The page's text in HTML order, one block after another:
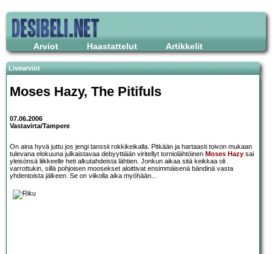
Arviot Haastattelut Artikkelit
Livearviot
Moses Hazy, The Pitifuls
07.06.2006
Vastavirta/Tampere
On aina hyvä juttu jos jengi tanssii rokkikeikalla. Pitkään ja hartaasti toivon mukaan
tulevana elokuuna julkaistavaa debyyttiään viritellyt torniolähtöinen Moses Hazy sai
yleisönsä liikkeelle heti alkutahdeista lähtien. Jonkun aikaa sitä keikkaa oli
varrottukin, sillä pohjoisen moosekset aloittivat ensimmäisenä bändinä vasta
yhdentoista jälkeen. Se on viikolla aika myöhään...